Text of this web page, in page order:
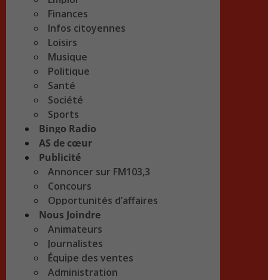
Finances
Infos citoyennes
Loisirs
Musique
Politique
Santé
Société
Sports
Bingo Radio
AS de cœur
Publicité
Annoncer sur FM103,3
Concours
Opportunités d’affaires
Nous Joindre
Animateurs
Journalistes
Équipe des ventes
Administration